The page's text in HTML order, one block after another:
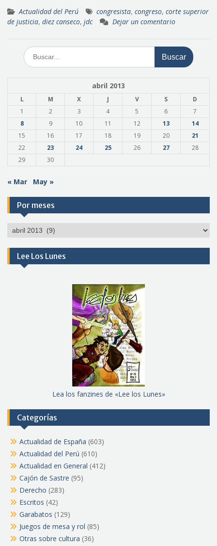
Actualidad del Perú congresista, congreso, corte superior
de justicia, diez canseco, jdc Dejar un comentario
Buscar:
abril 2013
L M X J V S
D
1
2 3 4 5 6
7
8
9 10 11 12 13
14
15
16 17 18 19 20
21
22
23 24 25 26 27
28
29
30
« Mar May »
Por meses
Por
Lee Los Lunes
Lea los fanzines de «Lee los Lunes»
Categorías
Actualidad de España (603)
Actualidad del Perú (610)
Actualidad en General (412)
Cajón de Sastre (95)
Derecho (283)
Escritos (42)
Garabatos (129)
Juegos de mesa y rol (85)
Otras sobre cultura (36)